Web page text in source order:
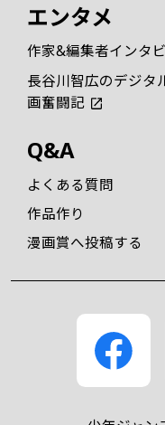
エンタメ
作家&編集者インタ
長谷川智広のデジタ
画奮闘記
Q&A
よくある質問
作品作り
漫画賞へ投稿する